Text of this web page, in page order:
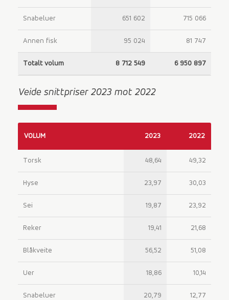
Snabeluer 651 602 715 066
Annen fisk 95 024 81 747
Totalt volum 8 712 549 6 950 897
Veide snittpriser 2023 mot 2022
VOLUM 2023 2022
Torsk 48,64 49,32
Hyse 23,97 30,03
Sei 19,87 23,92
Reker 19,41 21,68
Blåkveite 56,52 51,08
Uer 18,86 10,14
Snabeluer 20,79 12,77